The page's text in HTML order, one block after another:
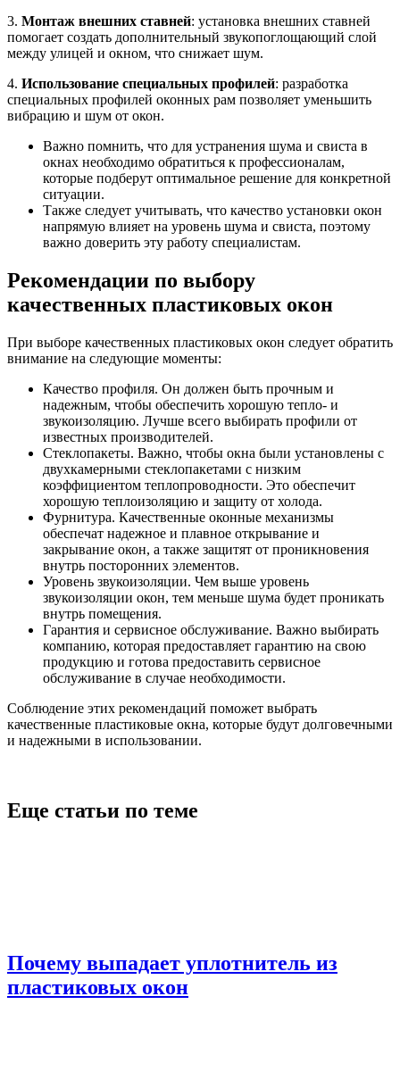
3. Монтаж внешних ставней: установка внешних ставней
помогает создать дополнительный звукопоглощающий слой
между улицей и окном, что снижает шум.
4. Использование специальных профилей: разработка
специальных профилей оконных рам позволяет уменьшить
вибрацию и шум от окон.
Важно помнить, что для устранения шума и свиста в
окнах необходимо обратиться к профессионалам,
которые подберут оптимальное решение для конкретной
ситуации.
Также следует учитывать, что качество установки окон
напрямую влияет на уровень шума и свиста, поэтому
важно доверить эту работу специалистам.
Рекомендации по выбору
качественных пластиковых окон
При выборе качественных пластиковых окон следует обратить
внимание на следующие моменты:
Качество профиля. Он должен быть прочным и
надежным, чтобы обеспечить хорошую тепло- и
звукоизоляцию. Лучше всего выбирать профили от
известных производителей.
Стеклопакеты. Важно, чтобы окна были установлены с
двухкамерными стеклопакетами с низким
коэффициентом теплопроводности. Это обеспечит
хорошую теплоизоляцию и защиту от холода.
Фурнитура. Качественные оконные механизмы
обеспечат надежное и плавное открывание и
закрывание окон, а также защитят от проникновения
внутрь посторонних элементов.
Уровень звукоизоляции. Чем выше уровень
звукоизоляции окон, тем меньше шума будет проникать
внутрь помещения.
Гарантия и сервисное обслуживание. Важно выбирать
компанию, которая предоставляет гарантию на свою
продукцию и готова предоставить сервисное
обслуживание в случае необходимости.
Соблюдение этих рекомендаций поможет выбрать
качественные пластиковые окна, которые будут долговечными
и надежными в использовании.
Еще статьи по теме
Почему выпадает уплотнитель из
пластиковых окон